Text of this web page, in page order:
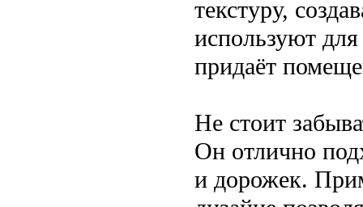
текстуру,
используют
придаёт
Не стоит
Он отлично
и дорожек.